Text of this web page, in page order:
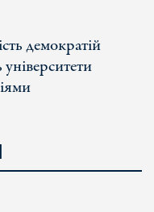
демократій